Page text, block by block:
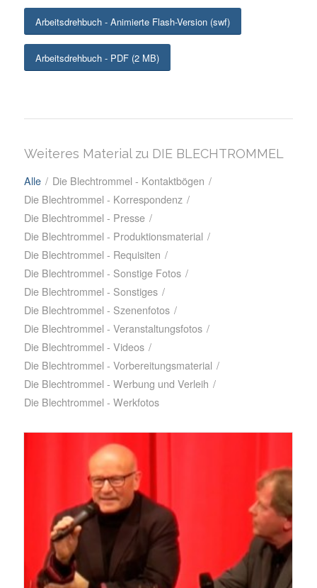
Arbeitsdrehbuch - Animierte Flash-Version (swf)
Arbeitsdrehbuch - PDF (2 MB)
Weiteres Material zu DIE BLECHTROMMEL
Alle / Die Blechtrommel - Kontaktbögen /
Die Blechtrommel - Korrespondenz /
Die Blechtrommel - Presse /
Die Blechtrommel - Produktionsmaterial /
Die Blechtrommel - Requisiten /
Die Blechtrommel - Sonstige Fotos /
Die Blechtrommel - Sonstiges /
Die Blechtrommel - Szenenfotos /
Die Blechtrommel - Veranstaltungsfotos /
Die Blechtrommel - Videos /
Die Blechtrommel - Vorbereitungsmaterial /
Die Blechtrommel - Werbung und Verleih /
Die Blechtrommel - Werkfotos